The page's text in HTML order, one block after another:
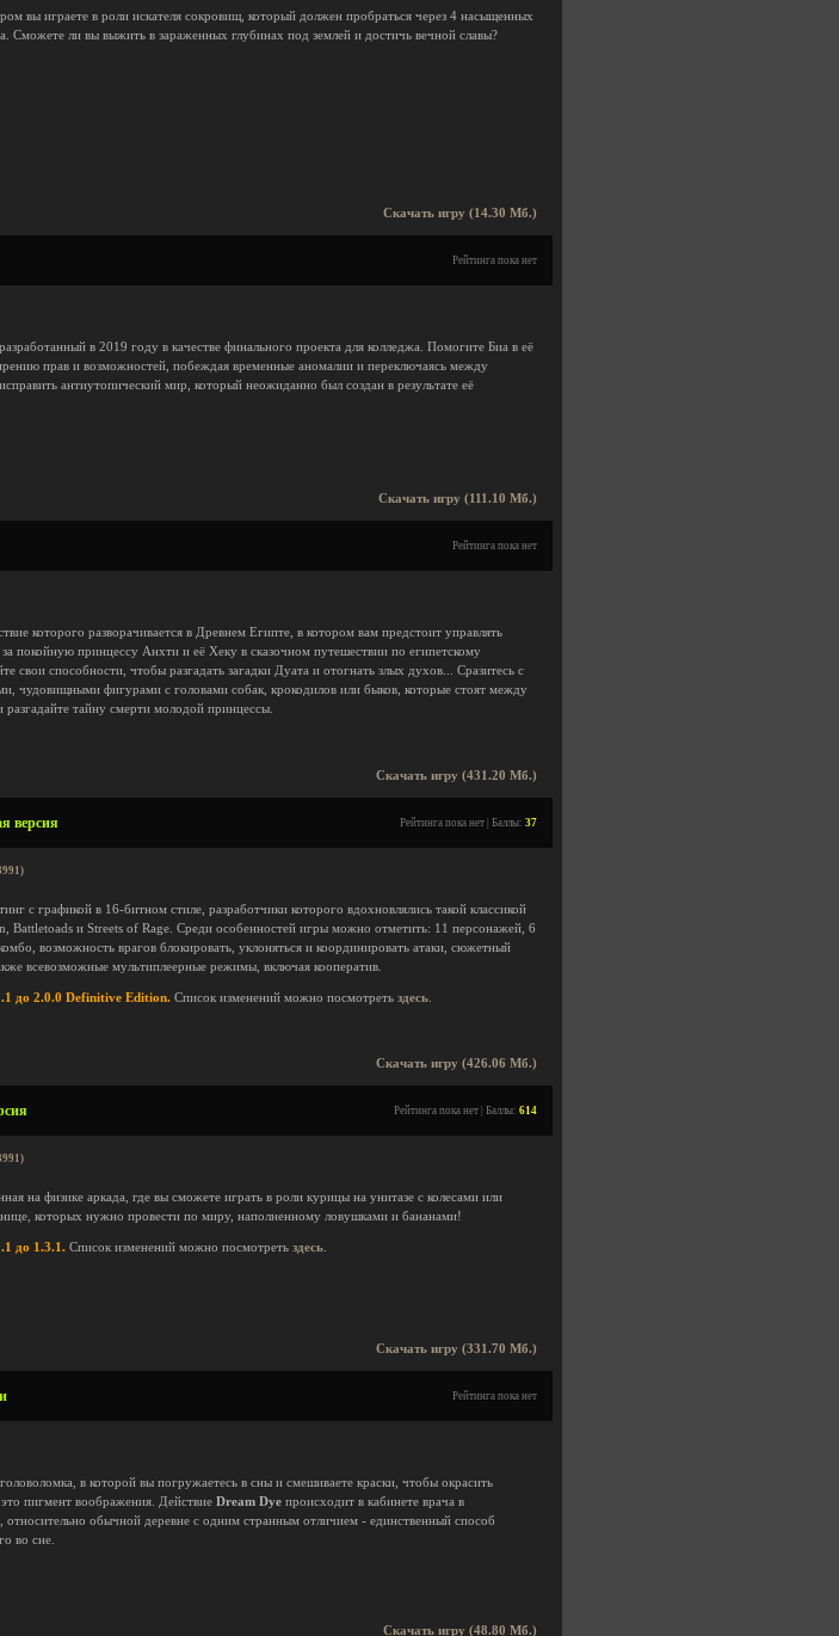
вы играете в роли искателя сокровищ, который должен пробраться через 4 насыщенных
Сможете ли вы выжить в зараженных глубинах под землей и достичь вечной славы?
Скачать игру (14.30 Мб.)
Рейтинга пока нет
в 2019 году в качестве финального проекта для колледжа. Помогите Биа в её
прав и возможностей, побеждая временные аномалии и переключаясь между
антиутопический мир, который неожиданно был создан в результате её
Скачать игру (111.10 Мб.)
Рейтинга пока нет
которого разворачивается в Древнем Египте, в котором вам предстоит управлять
покойную принцессу Анхти и её Хеку в сказочном путешествии по египетскому
свои способности, чтобы разгадать загадки Дуата и отогнать злых духов... Сразитесь с
чудовищными фигурами с головами собак, крокодилов или быков, которые стоят между
тайну смерти молодой принцессы.
Скачать игру (431.20 Мб.)
версия Рейтинга пока нет | Баллы: 37
с графикой в 16-битном стиле, разработчики которого вдохновлялись такой классикой
Battletoads и Streets of Rage. Среди особенностей игры можно отметить: 11 персонажей, 6
возможность врагов блокировать, уклоняться и координировать атаки, сюжетный
всевозможные мультиплеерные режимы, включая кооператив.
до 2.0.0 Definitive Edition. Список изменений можно посмотреть здесь
Скачать игру (426.06 Мб.)
Рейтинга пока нет | Баллы: 614
на физике аркада, где вы сможете играть в роли курицы на унитазе с колесами или
которых нужно провести по миру, наполненному ловушками и бананами!
до 1.3.1. Список изменений можно посмотреть здесь
Скачать игру (331.70 Мб.)
Рейтинга пока нет
в которой вы погружаетесь в сны и смешиваете краски, чтобы окрасить
пигмент воображения. Действие Dream Dye происходит в кабинете врача в
относительно обычной деревне с одним странным отличием - единственный способ
во сне.
Скачать игру (48.80 Мб.)